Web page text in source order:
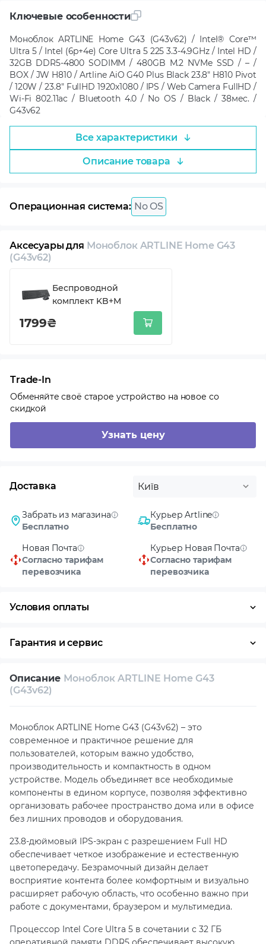
Ключевые особенности
Моноблок ARTLINE Home G43 (G43v62) / Intel® Core™
Ultra 5 / Intel (6p+4e) Core Ultra 5 225 3.3-4.9GHz / Intel HD /
32GB DDR5-4800 SODIMM / 480GB M.2 NVMe SSD / – /
BOX / JW H810 / Artline AiO G40 Plus Black 23.8" H810 Pivot
/ 120W / 23.8" FullHD 1920x1080 / IPS / Web Camera FullHD /
Wi-Fi 802.11ac / Bluetooth 4.0 / No OS / Black / 38мес. /
G43v62
Все характеристики
Описание товара
Операционная система: No OS
Аксесуары для Моноблок ARTLINE Home G43
(G43v62)
Беспроводной
комплект KB+M
1799₴
Trade-In
Обменяйте своё старое устройство на новое со
скидкой
Узнать цену
Доставка Київ
Забрать из магазина
Бесплатно
Курьер Artline
Бесплатно
Новая Почта
Согласно тарифам
перевозчика
Курьер Новая Почта
Согласно тарифам
перевозчика
Условия оплаты
Гарантия и сервис
Возврат и обмен в течение 14 дней
Техническая поддержка Консультация
Описание Моноблок ARTLINE Home G43
(G43v62)
Моноблок ARTLINE Home G43 (G43v62) – это
современное и практичное решение для
пользователей, которым важно удобство,
производительность и компактность в одном
устройстве. Модель объединяет все необходимые
компоненты в едином корпусе, позволяя эффективно
организовать рабочее пространство дома или в офисе
без лишних проводов и оборудования.
23.8-дюймовый IPS-экран с разрешением Full HD
обеспечивает четкое изображение и естественную
цветопередачу. Безрамочный дизайн делает
восприятие контента более комфортным и визуально
расширяет рабочую область, что особенно важно при
работе с документами, браузером и мультимедиа.
Процессор Intel Core Ultra 5 в сочетании с 32 ГБ